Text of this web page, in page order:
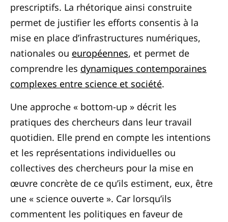
prescriptifs. La rhétorique ainsi construite
permet de justifier les efforts consentis à la
mise en place d’infrastructures numériques,
nationales ou européennes, et permet de
comprendre les dynamiques contemporaines
complexes entre science et société.
Une approche « bottom-up » décrit les
pratiques des chercheurs dans leur travail
quotidien. Elle prend en compte les intentions
et les représentations individuelles ou
collectives des chercheurs pour la mise en
œuvre concrète de ce qu’ils estiment, eux, être
une « science ouverte ». Car lorsqu’ils
commentent les politiques en faveur de